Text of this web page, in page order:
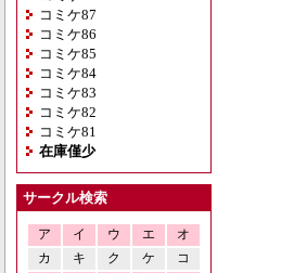
コミケ87
コミケ86
コミケ85
コミケ84
コミケ83
コミケ82
コミケ81
在庫僅少
サークル検索
ア イ ウ エ
オ
カ
キ ク ケ
コ